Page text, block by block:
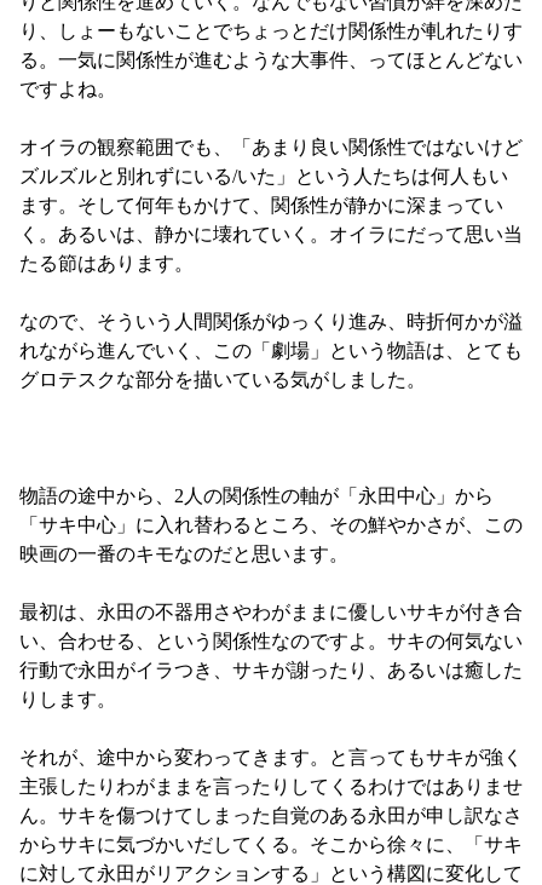
り、しょーもないことでちょっとだけ関係性が軋れたりす
る。一気に関係性が進むような大事件、ってほとんどない
ですよね。
オイラの観察範囲でも、「あまり良い関係性ではないけど
ズルズルと別れずにいる/いた」という人たちは何人もい
ます。そして何年もかけて、関係性が静かに深まってい
く。あるいは、静かに壊れていく。オイラにだって思い当
たる節はあります。
なので、そういう人間関係がゆっくり進み、時折何かが溢
れながら進んでいく、この「劇場」という物語は、とても
グロテスクな部分を描いている気がしました。
物語の途中から、2人の関係性の軸が「永田中心」から
「サキ中心」に入れ替わるところ、その鮮やかさが、この
映画の一番のキモなのだと思います。
最初は、永田の不器用さやわがままに優しいサキが付き合
い、合わせる、という関係性なのですよ。サキの何気ない
行動で永田がイラつき、サキが謝ったり、あるいは癒した
りします。
それが、途中から変わってきます。と言ってもサキが強く
主張したりわがままを言ったりしてくるわけではありませ
ん。サキを傷つけてしまった自覚のある永田が申し訳なさ
からサキに気づかいだしてくる。そこから徐々に、「サキ
に対して永田がリアクションする」という構図に変化して